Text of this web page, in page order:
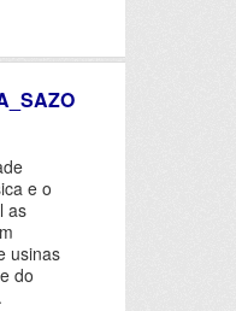
e o
as
usinas
do